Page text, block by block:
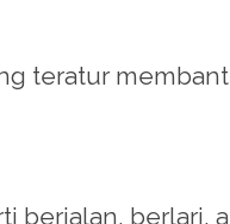
teratur
berjalan, berlari,